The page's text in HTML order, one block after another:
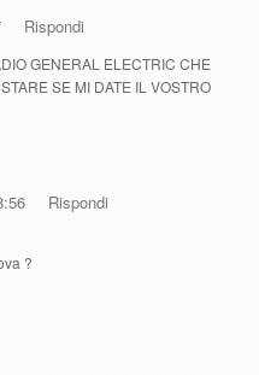
Rispondi
GENERAL ELECTRIC CHE
SE MI DATE IL VOSTRO
Rispondi
?